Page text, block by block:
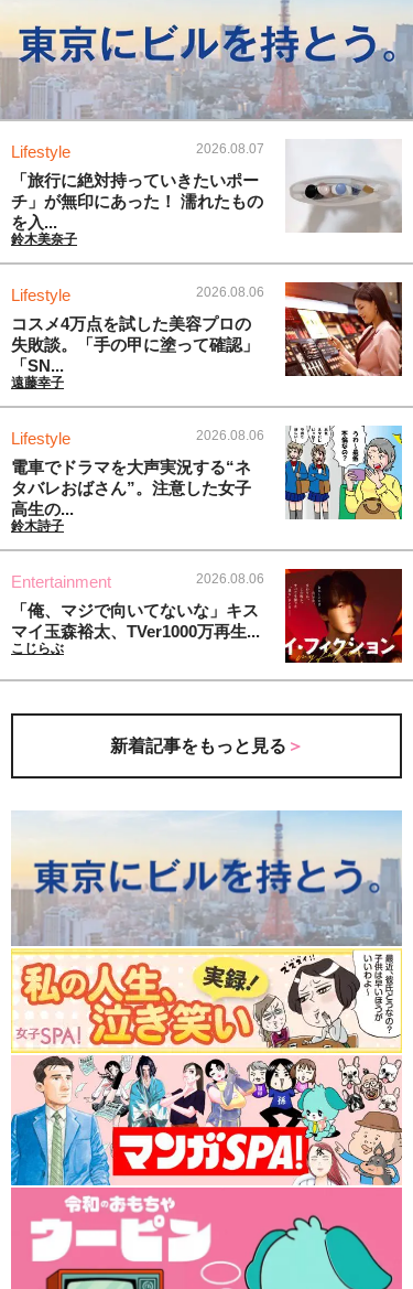
Lifestyle 2026.08.07
「旅行に絶対持っていきたいポー
チ」が無印にあった！ 濡れたもの
を入...
鈴木美奈子
Lifestyle 2026.08.06
コスメ4万点を試した美容プロの
失敗談。「手の甲に塗って確認」
「SN...
遠藤幸子
Lifestyle 2026.08.06
電車でドラマを大声実況する“ネ
タバレおばさん”。注意した女子
高生の...
鈴木詩子
Entertainment 2026.08.06
「俺、マジで向いてないな」キス
マイ玉森裕太、TVer1000万再生...
こじらぶ
新着記事をもっと見る